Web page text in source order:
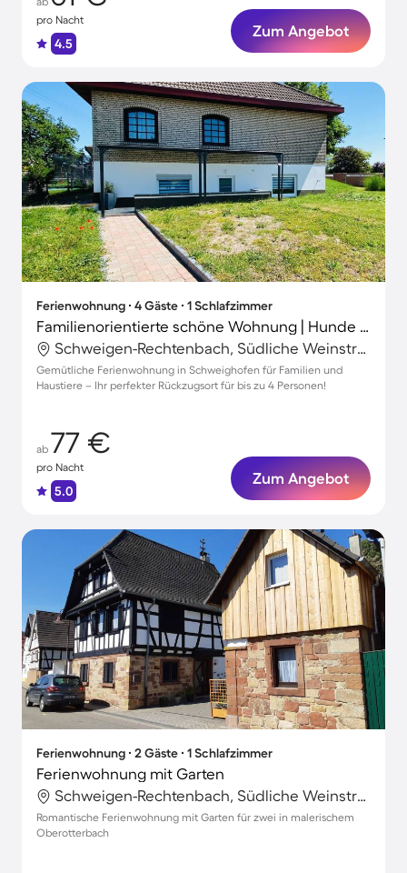
pro Nacht
4.5
Zum Angebot
Ferienwohnung ∙ 4 Gäste ∙ 1 Schlafzimmer
Familienorientierte schöne Wohnung | Hunde erlaubt
Schweigen-Rechtenbach, Südliche Weinstraße, Deutschland
Gemütliche Ferienwohnung in Schweighofen für Familien und
Haustiere – Ihr perfekter Rückzugsort für bis zu 4 Personen!
ab 77 €
pro Nacht
5.0
Zum Angebot
Ferienwohnung ∙ 2 Gäste ∙ 1 Schlafzimmer
Ferienwohnung mit Garten
Schweigen-Rechtenbach, Südliche Weinstraße, Deutschland
Romantische Ferienwohnung mit Garten für zwei in malerischem
Oberotterbach